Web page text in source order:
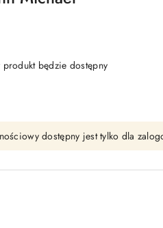
będzie dostępny
dostępny jest tylko dla